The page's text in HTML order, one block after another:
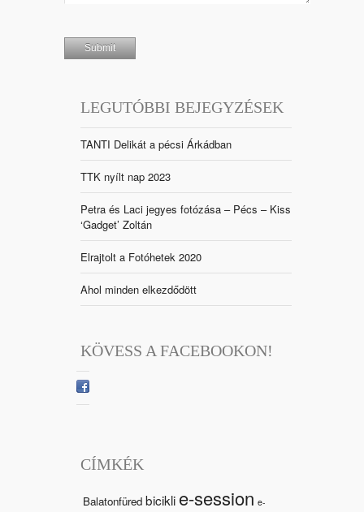
LEGUTÓBBI BEJEGYZÉSEK
TANTI Delikát a pécsi Árkádban
TTK nyílt nap 2023
Petra és Laci jegyes fotózása – Pécs – Kiss
‘Gadget’ Zoltán
Elrajtolt a Fotóhetek 2020
Ahol minden elkezdődött
KÖVESS A FACEBOOKON!
CÍMKÉK
Balatonfüred bicikli e-session e-